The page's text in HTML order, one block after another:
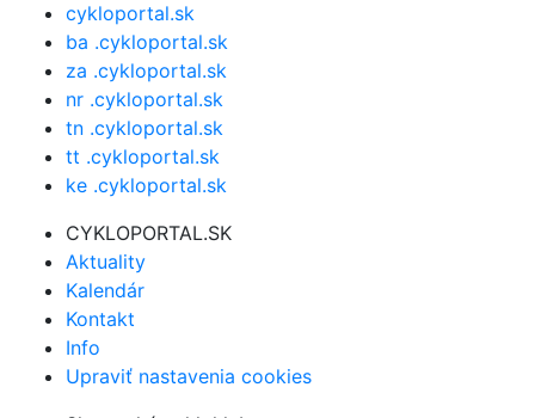
cykloportal.sk
ba .cykloportal.sk
za .cykloportal.sk
nr .cykloportal.sk
tn .cykloportal.sk
tt .cykloportal.sk
ke .cykloportal.sk
CYKLOPORTAL.SK
Aktuality
Kalendár
Kontakt
Info
Upraviť nastavenia cookies